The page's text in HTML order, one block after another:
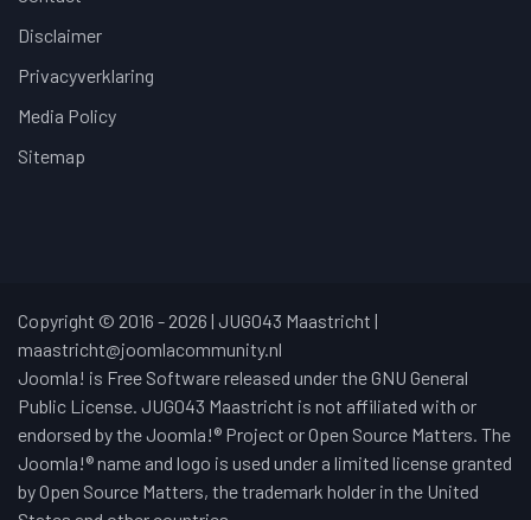
Disclaimer
Privacyverklaring
Media Policy
Sitemap
Copyright © 2016 - 2026 | JUG043 Maastricht |
maastricht@joomlacommunity.nl
Joomla! is Free Software released under the GNU General
Public License. JUG043 Maastricht is not affiliated with or
endorsed by the Joomla!® Project or Open Source Matters. The
Joomla!® name and logo is used under a limited license granted
by Open Source Matters, the trademark holder in the United